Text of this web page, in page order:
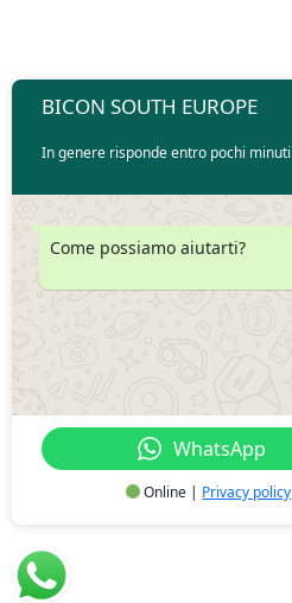
BICON SOUTH EUROPE
In genere risponde entro pochi minuti
Come possiamo aiutarti?
WhatsApp
Online | Privacy policy